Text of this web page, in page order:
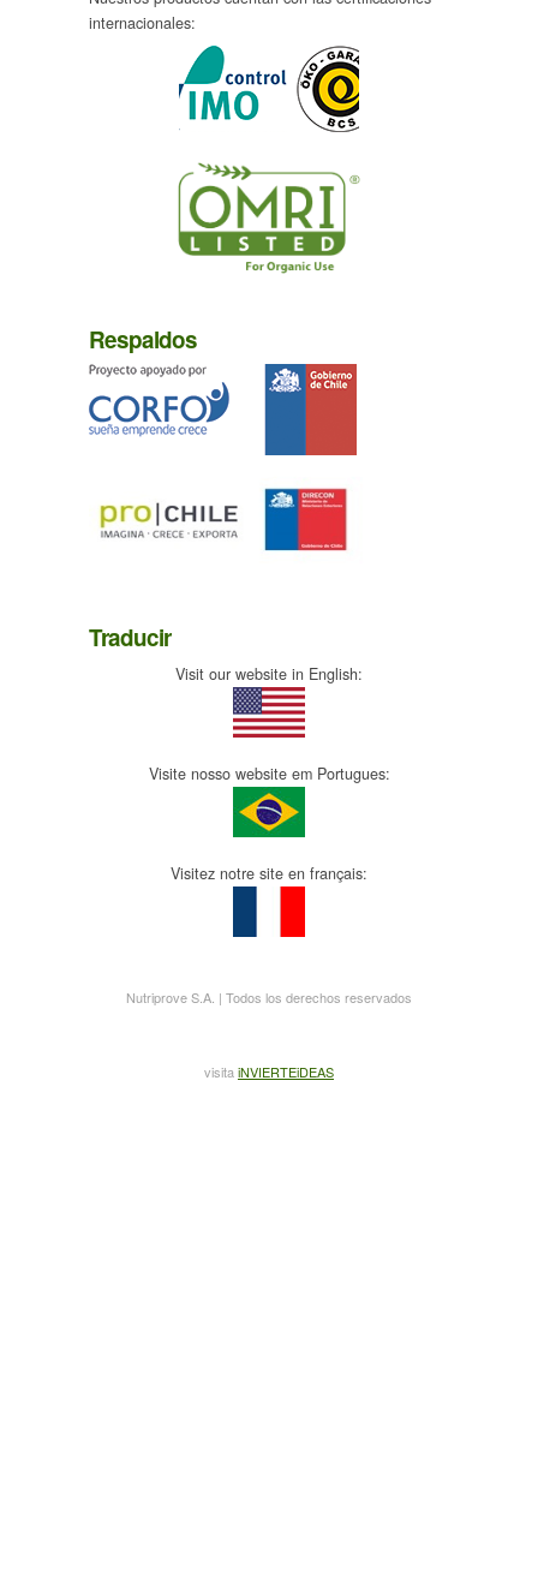
internacionales:
Respaldos
Traducir
Visit our website in English:
Visite nosso website em Portugues:
Visitez notre site en français:
Nutriprove S.A. | Todos los derechos reservados
visita iNVIERTEiDEAS